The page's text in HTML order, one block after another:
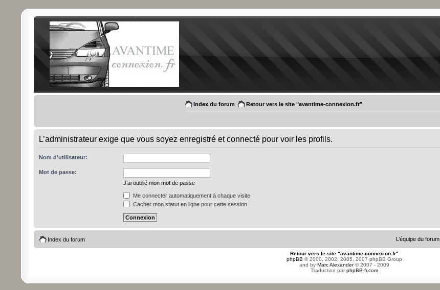
Index du forum Retour vers le site "avantime-connexion.fr"
L’administrateur exige que vous soyez enregistré et connecté pour voir les profils.
Nom d’utilisateur:
Mot de passe:
J’ai oublié mon mot de passe
Me connecter automatiquement à chaque visite
Cacher mon statut en ligne pour cette session
Index du forum L’équipe du forum
Retour vers le site "avantime-connexion.fr"
phpBB © 2000, 2002, 2005, 2007 phpBB Group
and by Marc Alexander© 2007 - 2009
Traduction parphpBB-fr.com